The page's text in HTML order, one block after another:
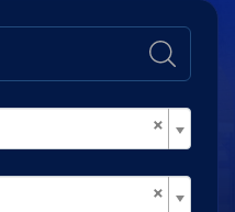
×
×